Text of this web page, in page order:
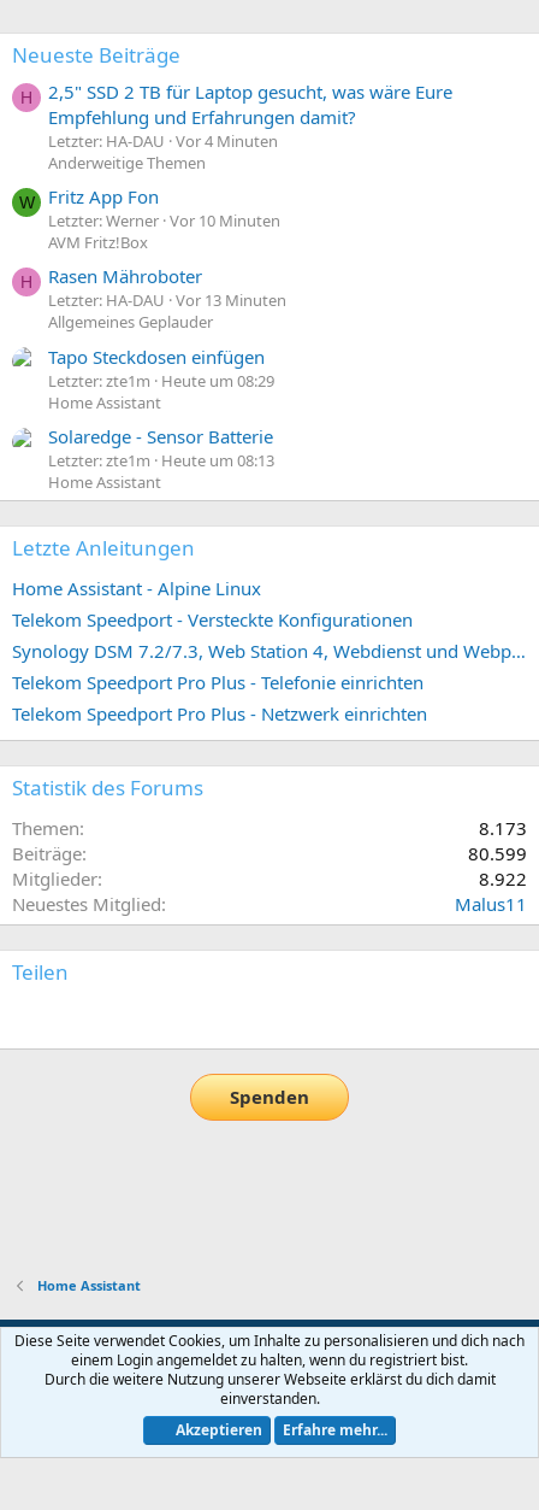
Neueste Beiträge
H
2,5" SSD 2 TB für Laptop gesucht, was wäre Eure
Empfehlung und Erfahrungen damit?
Letzter: HA-DAU Vor 4 Minuten
Anderweitige Themen
W Fritz App Fon
Letzter: Werner Vor 10 Minuten
AVM Fritz!Box
H Rasen Mähroboter
Letzter: HA-DAU Vor 13 Minuten
Allgemeines Geplauder
Tapo Steckdosen einfügen
Letzter: zte1m
Heute um 08:29
Home Assistant
Solaredge - Sensor Batterie
Letzter: zte1m
Heute um 08:13
Home Assistant
Letzte Anleitungen
Home Assistant - Alpine Linux
Telekom Speedport - Versteckte Konfigurationen
Synology DSM 7.2/7.3, Web Station 4, Webdienst und Webportal erstellen (ehemals vHost)
Telekom Speedport Pro Plus - Telefonie einrichten
Telekom Speedport Pro Plus - Netzwerk einrichten
Statistik des Forums
Themen
8.173
Beiträge
80.599
Mitglieder
8.922
Neuestes Mitglied
Malus11
Teilen
Spenden
Home Assistant
Default-Theme
Nutzungsbedingungen
Datenschutz Hilfe und Impressum Start
Community platform by XenForo® © 2010-2026 XenForo Ltd.
Diese Seite verwendet Cookies, um Inhalte zu personalisieren und dich nach
einem Login angemeldet zu halten, wenn du registriert bist.
Durch die weitere Nutzung unserer Webseite erklärst du dich damit
einverstanden.
Akzeptieren
Erfahre mehr...